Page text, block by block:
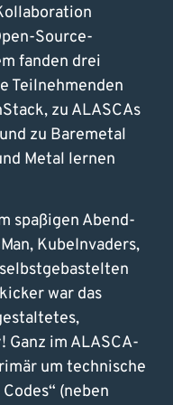
Source-
fanden drei
Teilnehmenden
zu ALASCAs
zu Baremetal
Metal lernen
spaßigen Abend-
KubeInvaders,
war das
im ALASCA-
um technische
(neben